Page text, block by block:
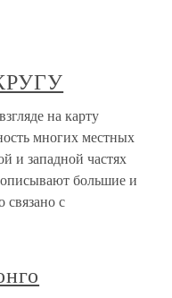
на карту
многих местных
и западной частях
большие и
с